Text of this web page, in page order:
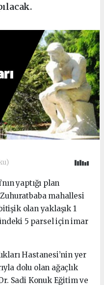
yaptığı plan
mahallesi
olan yaklaşık 1
5 parsel için imar
Hastanesi’nin yer
dolu olan ağaçlık
Sadi Konuk Eğitim ve